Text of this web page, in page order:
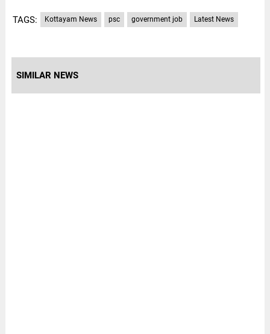
TAGS: Kottayam News psc government job Latest News
SIMILAR NEWS